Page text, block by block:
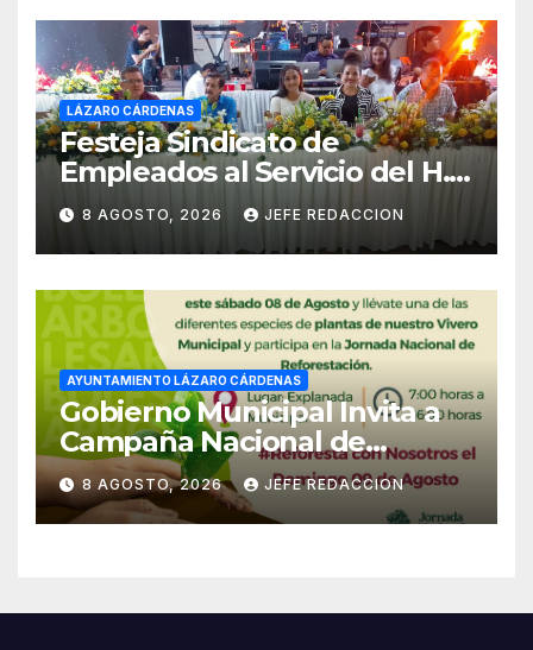
LÁZARO CÁRDENAS
Festeja Sindicato de
Empleados al Servicio del H.
Ayuntamiento de LZC Día del
Empleado Municipal
8 AGOSTO, 2026 JEFE REDACCION
AYUNTAMIENTO LÁZARO CÁRDENAS
Gobierno Municipal Invita a
Campaña Nacional de
Reforestación
8 AGOSTO, 2026 JEFE REDACCION